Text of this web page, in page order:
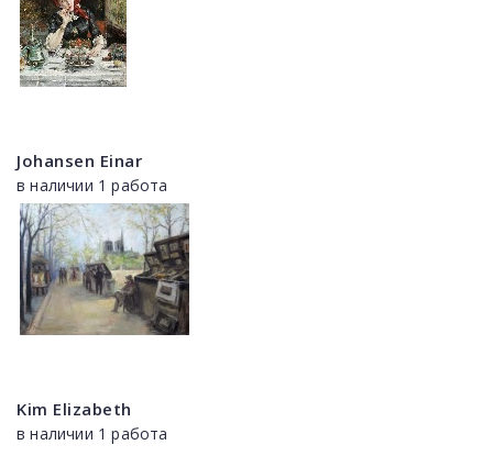
Johansen Einar
в наличии 1 работа
Kim Elizabeth
в наличии 1 работа